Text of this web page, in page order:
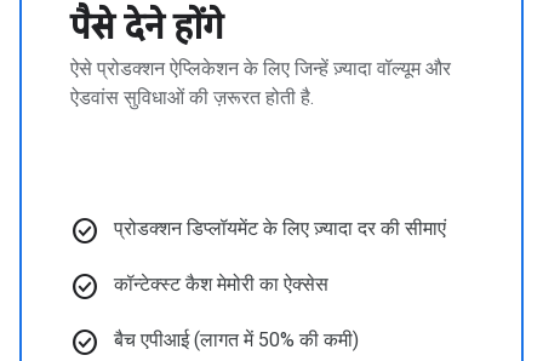
पैसे देने होंगे
ऐसे प्रोडक्शन ऐप्लिकेशन के लिए जिन्हें ज़्यादा वॉल्यूम और
ऐडवांस सुविधाओं की ज़रूरत होती है.
check_circle प्रोडक्शन डिप्लॉयमेंट के लिए ज़्यादा दर की सीमाएं
check_circle कॉन्टेक्स्ट कैश मेमोरी का ऐक्सेस
check_circle बैच एपीआई (लागत में 50% की कमी)